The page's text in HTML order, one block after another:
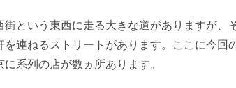
という東西に走る大きな道がありますが
連ねるストリートがあります。ここに今回
系列の店が数ヵ所あります。